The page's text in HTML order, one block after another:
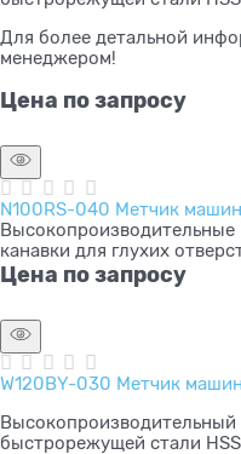
Для более детальной
менеджером!
Цена по запросу
N100RS-040 Метчик
канавки для глухих
Цена по запросу
W120BY-030 Метчик
быстрорежущей стали